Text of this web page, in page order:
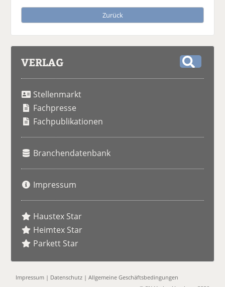
Zurück
VERLAG
Stellenmarkt
Fachpresse
Fachpublikationen
Branchendatenbank
Impressum
Haustex Star
Heimtex Star
Parkett Star
Impressum | Datenschutz |Allgemeine Geschäftsbedingungen